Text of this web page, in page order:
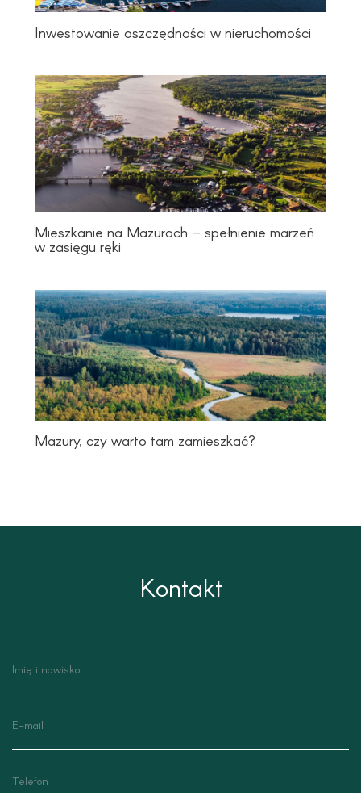
Inwestowanie oszczędności w nieruchomości
Mieszkanie na Mazurach – spełnienie marzeń
w zasięgu ręki
Mazury, czy warto tam zamieszkać?
Kontakt